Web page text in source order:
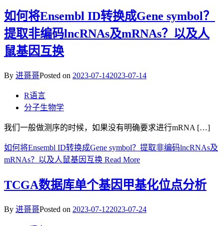
如何将Ensembl ID转换成Gene symbol？
提取非编码lncRNAs及mRNAs？以及人
鼠基因互换
By 进哥哥Posted on 2023-07-142023-07-14
R语言
分子生物学
我们一般做测序的时候，如果没有明确要求进行mRNA […]
如何将Ensembl ID转换成Gene symbol？提取非编码lncRNAs及
mRNAs？以及人鼠基因互换 Read More
TCGA数据库单个基因甲基化位点分析
By 进哥哥Posted on 2023-07-122023-07-24